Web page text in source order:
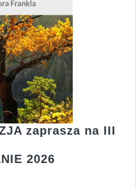
zaprasza na III
2026